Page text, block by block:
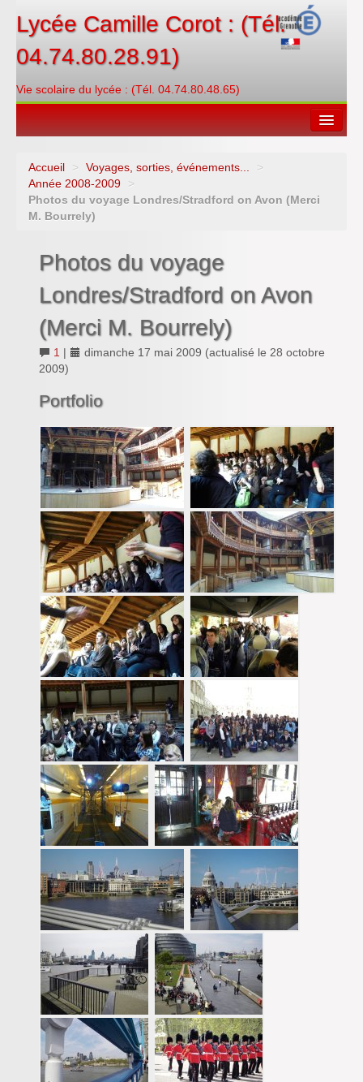
Lycée Camille Corot : (Tél.
04.74.80.28.91)
Vie scolaire du lycée : (Tél. 04.74.80.48.65)
Espace restauration
Orientations
ENT
Inforizon
Esidoc
Arena Grenoble
Accueil > Voyages, sorties, événements...
>
Année 2008-2009
>
Photos du voyage Londres/Stradford on Avon (Merci
M. Bourrely)
Photos du voyage
Londres/Stradford on Avon
(Merci M. Bourrely)
1 | dimanche 17 mai 2009 (actualisé le 28 octobre
2009)
Portfolio